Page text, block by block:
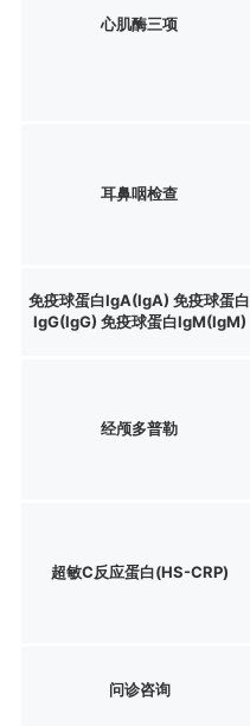
心肌酶三项
耳鼻咽检查
免疫球蛋白IgA(IgA) 免疫球蛋白
IgG(IgG) 免疫球蛋白IgM(IgM)
经颅多普勒
超敏C反应蛋白(HS-CRP)
问诊咨询